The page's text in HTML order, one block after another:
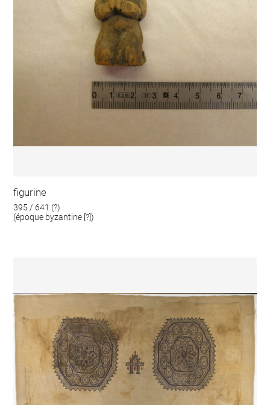
figurine
395 / 641 (?)
(époque byzantine [?])